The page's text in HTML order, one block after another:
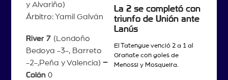
y Alvariño)
Árbitro: Yamil Galván
River 7 (Londoño
Bedoya -3-, Barreto
-2-,Peña y Valencia) –
Colón0
La 2 se completó con
triunfo de Unión ante
Lanús
El Tatengue venció 2 a 1 al
Granate con goles de
Menossi y Mosqueira.